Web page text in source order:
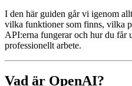
I den här guiden går vi igenom
vilka funktioner som finns, vilka
API:erna fungerar och hur du får
professionellt arbete.
Vad är OpenAI?